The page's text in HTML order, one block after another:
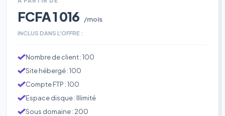
FCFA 1 016 /mois
INCLUS DANS L'OFFRE :
Nombre de client : 100
Site hébergé : 100
Compte FTP : 100
Espace disque : Illimité
Sous domaine : 200